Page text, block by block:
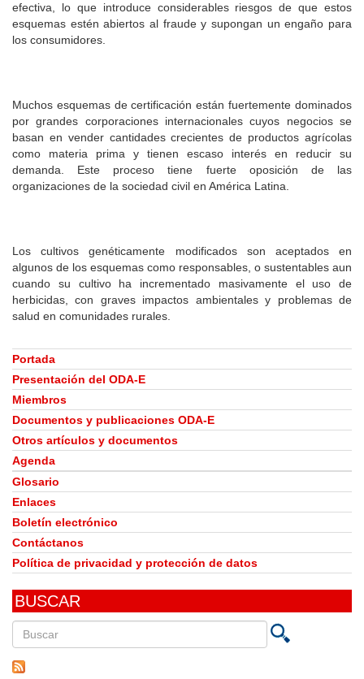
efectiva, lo que introduce considerables riesgos de que estos
esquemas estén abiertos al fraude y supongan un engaño para
los consumidores.
Muchos esquemas de certificación están fuertemente dominados
por grandes corporaciones internacionales cuyos negocios se
basan en vender cantidades crecientes de productos agrícolas
como materia prima y tienen escaso interés en reducir su
demanda. Este proceso tiene fuerte oposición de las
organizaciones de la sociedad civil en América Latina.
Los cultivos genéticamente modificados son aceptados en
algunos de los esquemas como responsables, o sustentables aun
cuando su cultivo ha incrementado masivamente el uso de
herbicidas, con graves impactos ambientales y problemas de
salud en comunidades rurales.
Portada
Presentación del ODA-E
Miembros
Documentos y publicaciones ODA-E
Otros artículos y documentos
Agenda
Glosario
Enlaces
Boletín electrónico
Contáctanos
Política de privacidad y protección de datos
BUSCAR
en